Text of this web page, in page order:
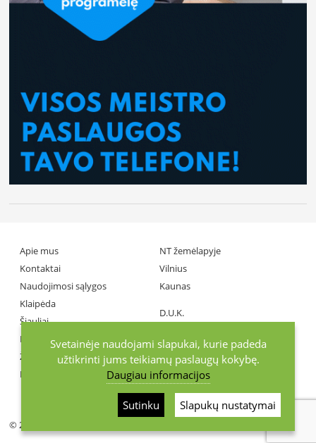
Apie mus
Kontaktai
Naudojimosi sąlygos
NT žemėlapyje
Vilnius
Kaunas
Klaipėda
Šiauliai
Panevėžys
D.U.K.
Žiniasklaida
Investuotojai
+370686 77737
© 2026 KurGyvenu.lt
Svetainėje naudojami slapukai, kurie padeda
užtikrinti jums teikiamų paslaugų kokybę.
Daugiau informacijos
Sutinku Slapukų nustatymai